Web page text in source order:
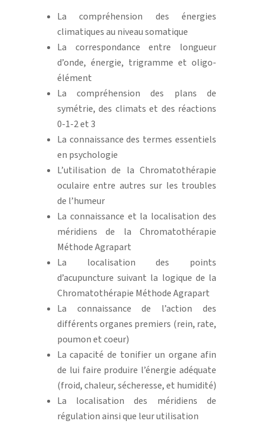
La compréhension des énergies
climatiques au niveau somatique
La correspondance entre longueur
d’onde, énergie, trigramme et oligo-
élément
La compréhension des plans de
symétrie, des climats et des réactions
0-1-2 et 3
La connaissance des termes essentiels
en psychologie
L’utilisation de la Chromatothérapie
oculaire entre autres sur les troubles
de l’humeur
La connaissance et la localisation des
méridiens de la Chromatothérapie
Méthode Agrapart
La localisation des points
d’acupuncture suivant la logique de la
Chromatothérapie Méthode Agrapart
La connaissance de l’action des
différents organes premiers (rein, rate,
poumon et coeur)
La capacité de tonifier un organe afin
de lui faire produire l’énergie adéquate
(froid, chaleur, sécheresse, et humidité)
La localisation des méridiens de
régulation ainsi que leur utilisation